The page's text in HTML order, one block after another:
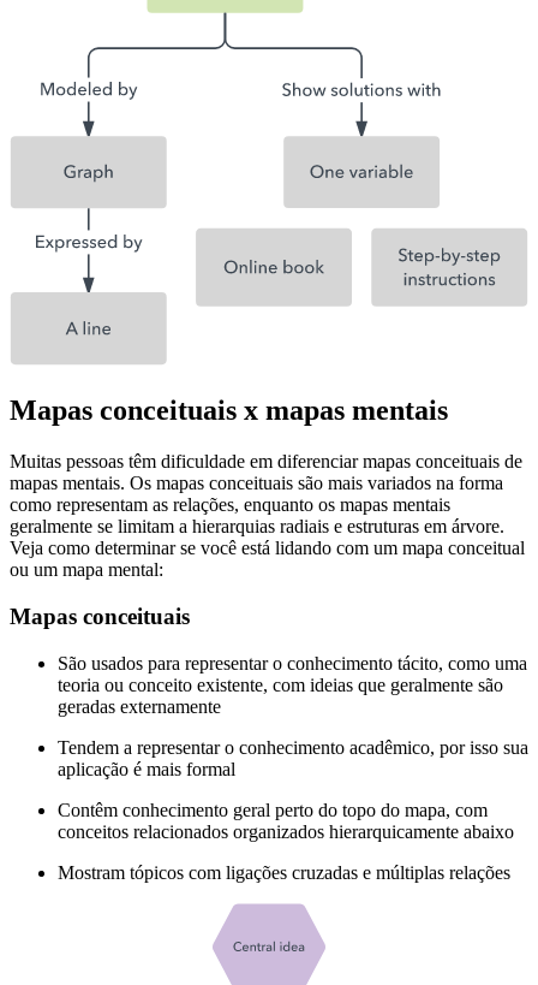
Mapas conceituais x mapas mentais
Muitas pessoas têm dificuldade em diferenciar mapas conceituais de
mapas mentais. Os mapas conceituais são mais variados na forma
como representam as relações, enquanto os mapas mentais
geralmente se limitam a hierarquias radiais e estruturas em árvore.
Veja como determinar se você está lidando com um mapa conceitual
ou um mapa mental:
Mapas conceituais
São usados para representar o conhecimento tácito, como uma
teoria ou conceito existente, com ideias que geralmente são
geradas externamente
Tendem a representar o conhecimento acadêmico, por isso sua
aplicação é mais formal
Contêm conhecimento geral perto do topo do mapa, com
conceitos relacionados organizados hierarquicamente abaixo
Mostram tópicos com ligações cruzadas e múltiplas relações